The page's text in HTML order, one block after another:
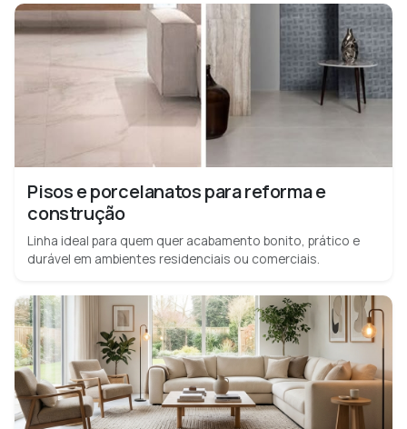
Pisos e porcelanatos para reforma e
construção
Linha ideal para quem quer acabamento bonito, prático e
durável em ambientes residenciais ou comerciais.